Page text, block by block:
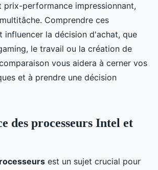
prix-performance impressionnant,
Comprendre ces
influencer la décision d'achat, que
le travail ou la création de
vous aidera à cerner vos
et à prendre une décision
des processeurs Intel et
est un sujet crucial pour